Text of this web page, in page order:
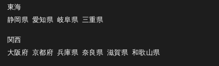
東海
静岡県 愛知県 岐阜県 三重県
関西
大阪府 京都府 兵庫県 奈良県 滋賀県 和歌山県